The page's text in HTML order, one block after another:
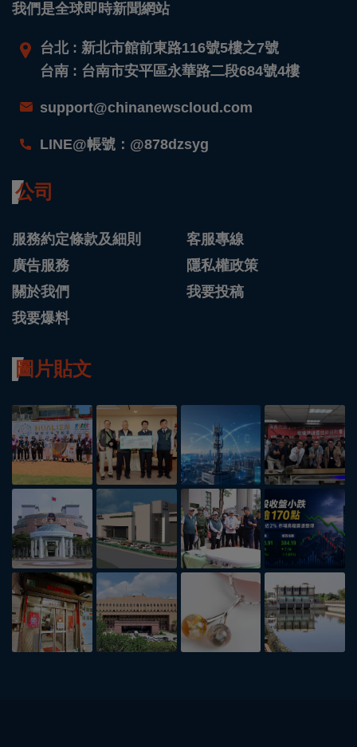
我們是全球即時新聞網站
台北 : 新北市館前東路116號5樓之7號
台南 : 台南市安平區永華路二段684號4樓
support@chinanewscloud.com
LINE@帳號：@878dzsyg
公司
服務約定條款及細則
客服專線
廣告服務
隱私權政策
關於我們
我要投稿
我要爆料
圖片貼文